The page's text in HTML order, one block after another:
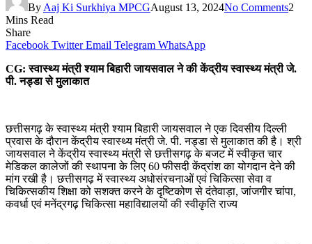
By Aaj Ki Surkhiya MPCGAugust 13, 2024No Comments2
Mins Read
Share
Facebook Twitter Email Telegram WhatsApp
CG: स्वास्थ्य मंत्री श्याम बिहारी जायसवाल ने की केंद्रीय स्वास्थ्य मंत्री जे.
पी. नड्डा से मुलाकात
छत्तीसगढ़ के स्वास्थ्य मंत्री श्याम बिहारी जायसवाल ने एक दिवसीय दिल्ली
प्रवास के दौरान केंद्रीय स्वास्थ्य मंत्री जे. पी. नड्डा से मुलाकात की है। श्री
जायसवाल ने केंद्रीय स्वास्थ्य मंत्री से छत्तीसगढ़ के बजट में स्वीकृत चार
मेडिकल कालेजों की स्थापना के लिए 60 फीसदी केंद्रांश का योगदान देने की
मांग रखी है। छत्तीसगढ़ में स्वास्थ्य अधोसंरचनाओं एवं चिकित्सा सेवा व
चिकित्सकीय शिक्षा को सशक्त करने के दृष्टिकोण से दंतेवाड़ा, जांजगीर चांपा,
कवर्धा एवं मनेंद्रगढ़ चिकित्सा महाविद्यालयों की स्वीकृति राज्य